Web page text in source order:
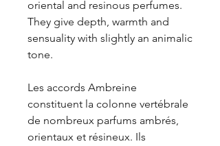
oriental and resinous perfumes.
They give depth, warmth and
sensuality with slightly an animalic
tone.
Les accords Ambreine
constituent la colonne vertébrale
de nombreux parfums ambrés,
orientaux et résineux. Ils